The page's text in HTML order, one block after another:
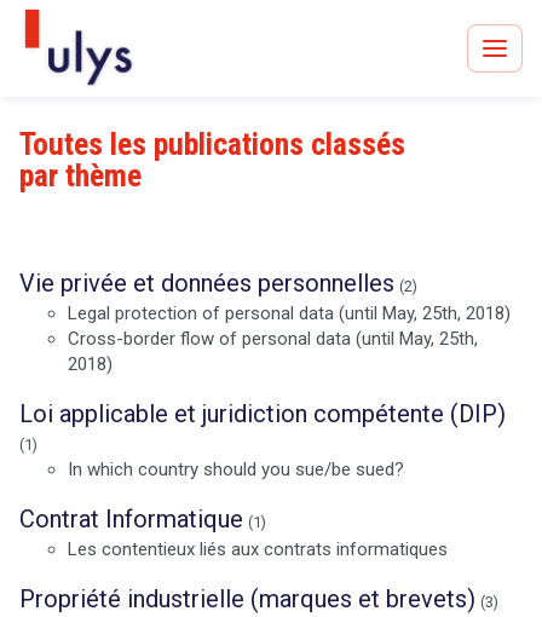
Toutes les publications classés
par thème
Vie privée et données personnelles (2)
Legal protection of personal data (until May, 25th, 2018)
Cross-border flow of personal data (until May, 25th,
2018)
Loi applicable et juridiction compétente (DIP)
(1)
In which country should you sue/be sued?
Contrat Informatique (1)
Les contentieux liés aux contrats informatiques
Propriété industrielle (marques et brevets) (3)